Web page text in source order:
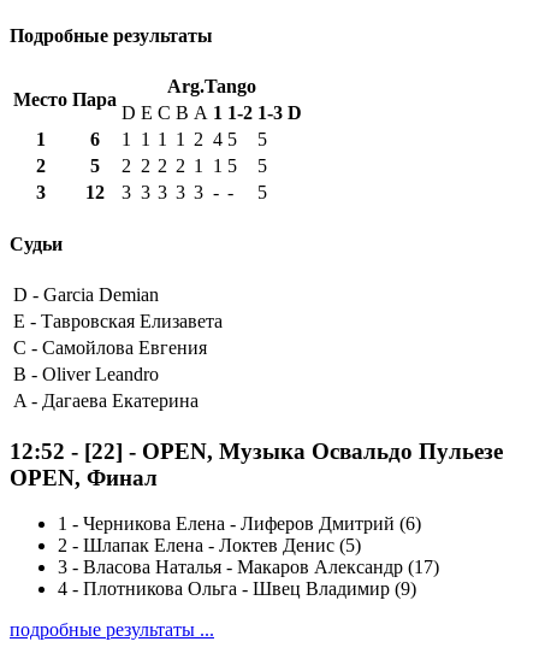
Подробные результаты
Место Пара
Arg.Tango
D E C B A 1 1-2 1-3 D
1
6 1 1 1 1 2 4 5
5
2
5 2 2 2 2 1 1 5
5
3
12 3 3 3 3 3 - - 5
Судьи
D - Garcia Demian
E - Тавровская Елизавета
C - Самойлова Евгения
B - Oliver Leandro
A - Дагаева Екатерина
12:52 - [22] - OPEN, Музыка Освальдо Пульезе
OPEN, Финал
1 - Черникова Елена - Лиферов Дмитрий (6)
2 - Шлапак Елена - Локтев Денис (5)
3 - Власова Наталья - Макаров Александр (17)
4 - Плотникова Ольга - Швец Владимир (9)
подробные результаты ...